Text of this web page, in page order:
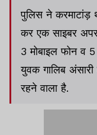
पुलिस ने करमाटांड़
कर एक साइबर
3 मोबाइल फोन व 5
युवक गालिब अंसारी
रहने वाला है.